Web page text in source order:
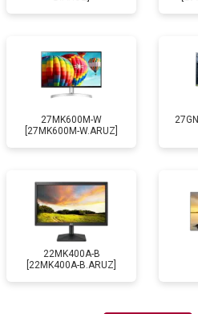
27MK600M-W
[27MK600M-W.ARUZ]
22MK400A-B
[22MK400A-B.ARUZ]